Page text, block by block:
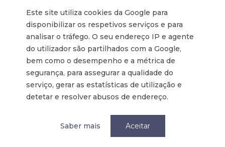
Este site utiliza cookies da Google para
disponibilizar os respetivos serviços e para
analisar o tráfego. O seu endereço IP e agente
do utilizador são partilhados com a Google,
bem como o desempenho e a métrica de
segurança, para assegurar a qualidade do
serviço, gerar as estatísticas de utilização e
detetar e resolver abusos de endereço.
Saber mais Aceitar
(Chamada para a rede fixa nacional)
592006107
Informações
Inscrição na Newsletter
Política de privacidade / Privacy